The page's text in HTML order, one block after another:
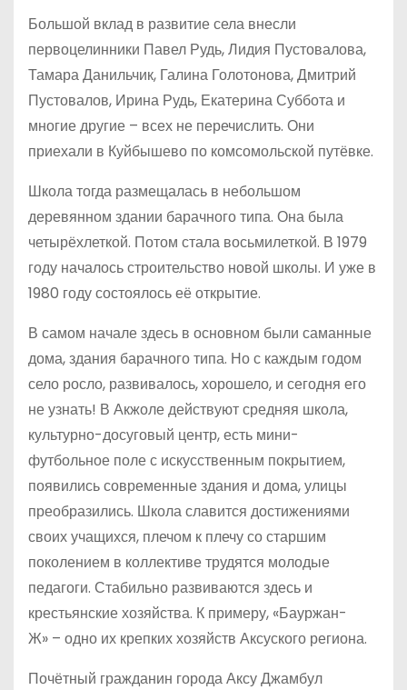
Большой вклад в развитие села внесли
первоцелинники Павел Рудь, Лидия Пустовалова,
Тамара Данильчик, Галина Голотонова, Дмитрий
Пустовалов, Ирина Рудь, Екатерина Суббота и
многие другие – всех не перечислить. Они
приехали в Куйбышево по комсомольской путёвке.
Школа тогда размещалась в небольшом
деревянном здании барачного типа. Она была
четырёхлеткой. Потом стала восьмилеткой. В 1979
году началось строительство новой школы. И уже в
1980 году состоялось её открытие.
В самом начале здесь в основном были саманные
дома, здания барачного типа. Но с каждым годом
село росло, развивалось, хорошело, и сегодня его
не узнать! В Акжоле действуют средняя школа,
культурно-досуговый центр, есть мини-
футбольное поле с искусственным покрытием,
появились современные здания и дома, улицы
преобразились. Школа славится достижениями
своих учащихся, плечом к плечу со старшим
поколением в коллективе трудятся молодые
педагоги. Стабильно развиваются здесь и
крестьянские хозяйства. К примеру, «Бауржан-
Ж» – одно их крепких хозяйств Аксуского региона.
Почётный гражданин города Аксу Джамбул